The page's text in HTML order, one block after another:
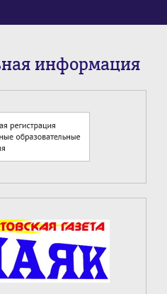
информация